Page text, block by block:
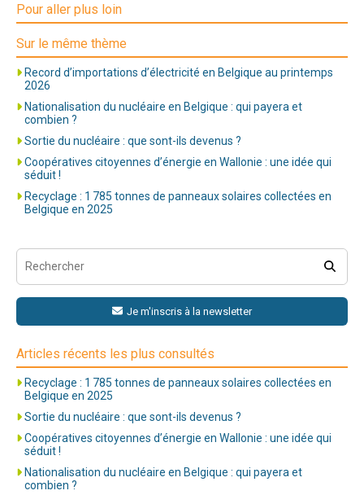
Pour aller plus loin
Sur le même thème
Record d’importations d’électricité en Belgique au printemps
2026
Nationalisation du nucléaire en Belgique : qui payera et
combien ?
Sortie du nucléaire : que sont-ils devenus ?
Coopératives citoyennes d’énergie en Wallonie : une idée qui
séduit !
Recyclage : 1 785 tonnes de panneaux solaires collectées en
Belgique en 2025
Je m'inscris à la newsletter
Articles récents les plus consultés
Recyclage : 1 785 tonnes de panneaux solaires collectées en
Belgique en 2025
Sortie du nucléaire : que sont-ils devenus ?
Coopératives citoyennes d’énergie en Wallonie : une idée qui
séduit !
Nationalisation du nucléaire en Belgique : qui payera et
combien ?